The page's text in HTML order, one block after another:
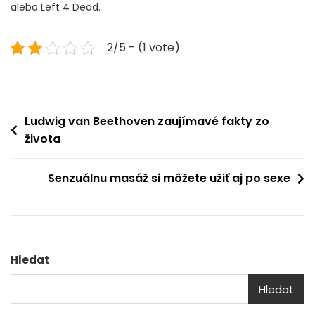
alebo Left 4 Dead.
2/5 - (1 vote)
Navigace
pro
Ludwig van Beethoven zaujímavé fakty zo
života
Senzuálnu masáž si môžete užiť aj po sexe
Hledat
Hledat